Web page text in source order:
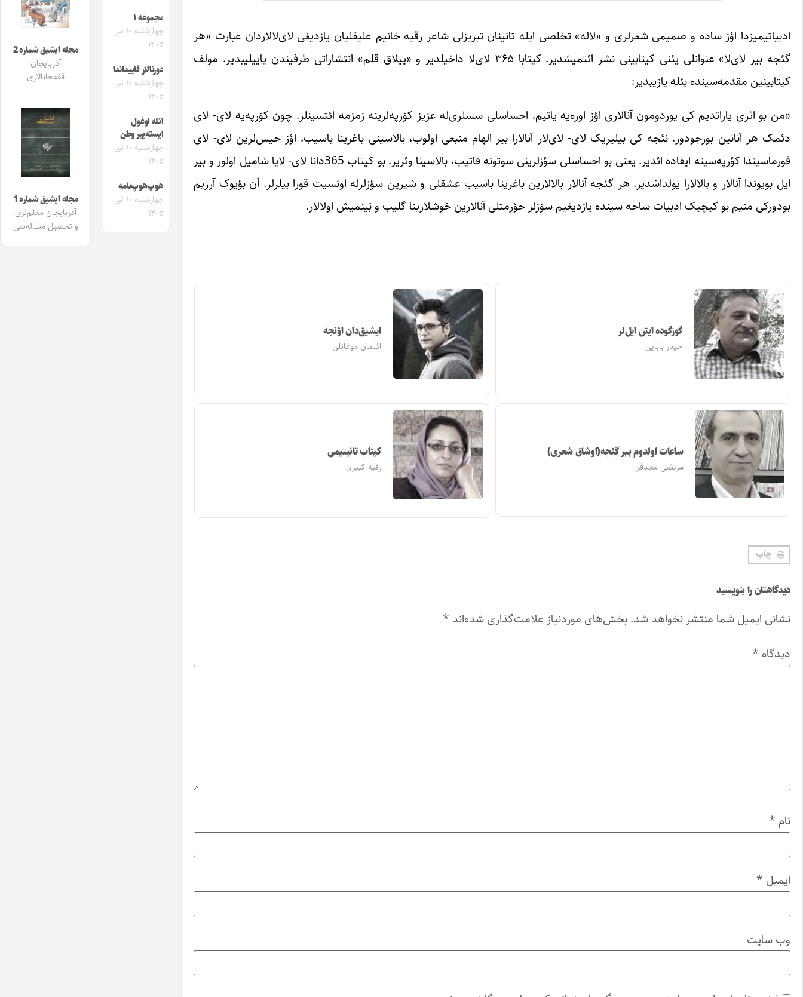
ادبیاتیمیزدا اؤز ساده و صمیمی شعرلری و «لاله» تخلصی ایله تانینان تبریزلی شاعر رقیه خانیم علیقلیان یازدیغی لای‌لالاردان عبارت «هر
گئجه بیر لای‌لا» عنوانلی یئنی کیتابینی نشر ائتمیشدیر. کیتابا ۳۶۵ لای‌لا داخیلدیر و «ییلاق قلم» انتشاراتی طرفیندن یاییلیبدیر. مولف
کیتابینین مقدمه‌سینده بئله یازیبدیر:
«من بو اثری یاراتدیم کی یوردومون آنالاری اؤز اوره‌یه یاتیم، احساسلی سسلری‌له عزیز کؤرپه‌لرینه زمزمه ائتسینلر. چون کؤرپه‌یه لای- لای
دئمک هر آنانین بورجودور. نئجه کی بیلیریک لای- لای‌لار آنالارا بیر الهام منبعی اولوب، بالاسینی باغرینا باسیب، اؤز حیس‌لرین لای- لای
فورماسیندا کؤرپه‌سینه ایفاده ائدیر. یعنی بو احساسلی سؤزلرینی سوتونه قاتیب، بالاسینا وئریر. بو کیتاب 365دانا لای- لایا شامیل اولور و بیر
ایل بویوندا آنالار و بالالارا یولداشدیر. هر گئجه آنالار بالالارین باغرینا باسیب عشقلی و شیرین سؤزلرله اونسیت قورا بیلرلر. اَن بؤیوک آرزیم
بودورکی منیم بو کیچیک ادبیات ساحه سینده یازدیغیم سؤزلر حؤرمتلی آنالارین خوشلارینا گلیب و بَینمیش اولالار.
گوزگوده ایتن ایل‌لر
حیدر بابایی
ایشیق‌دان اؤنجه
ائلمان موغانلی
ساعات اولدوم بیر گئجه(اوشاق شعری)
مرتضی مجدفر
کیتاب تانیتیمی
رقیه کبیری
چاپ
دیدگاهتان را بنویسید
نشانی ایمیل شما منتشر نخواهد شد. بخش‌های موردنیاز علامت‌گذاری شده‌اند *
دیدگاه *
نام *
ایمیل *
وب‌ سایت
مجموعه ۱
چهارشنبه ۱۰ تیر
۱۴۰۵
دورنالار قاییداندا
چهارشنبه ۱۰ تیر
۱۴۰۵
ائله اوغول
ایسته‌ییر وطن
چهارشنبه ۱۰ تیر
۱۴۰۵
هوپ‌هوپ‌نامه
چهارشنبه ۱۰ تیر
۱۴۰۵
مجله ایشیق شماره 2
آذربایجان
قفه‌خانالاری
مجله ایشیق شماره 1
آذربایجان معلم‌لری
و تحصیل مساله‌سی